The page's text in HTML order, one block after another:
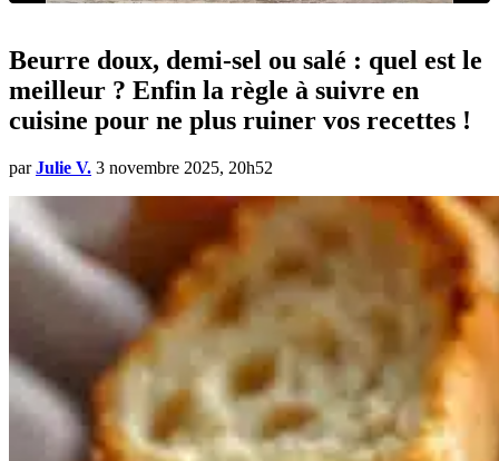
Beurre doux, demi-sel ou salé : quel est le
meilleur ? Enfin la règle à suivre en
cuisine pour ne plus ruiner vos recettes !
par Julie V. 3 novembre 2025, 20h52